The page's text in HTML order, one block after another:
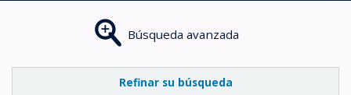
Búsqueda avanzada
Refinar su búsqueda